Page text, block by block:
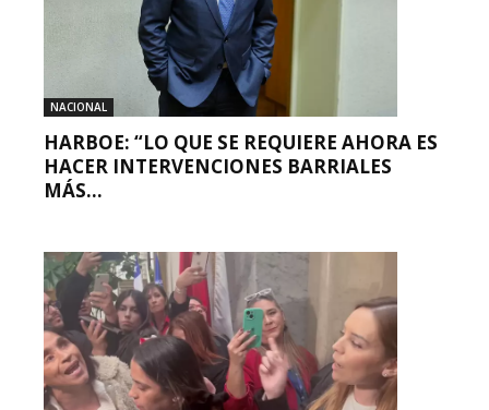
NACIONAL
HARBOE: “LO QUE SE REQUIERE AHORA ES
HACER INTERVENCIONES BARRIALES
MÁS...